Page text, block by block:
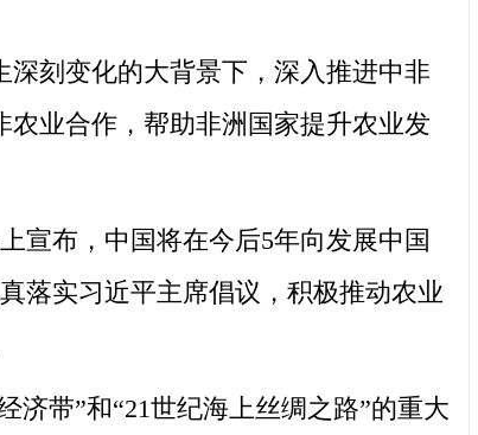
刻变化的大背景下，深入推进中非
业合作，帮助非洲国家提升农业发
布，中国将在今后5年向发展中国
落实习近平主席倡议，积极推动农业
带”和“21世纪海上丝绸之路”的重大